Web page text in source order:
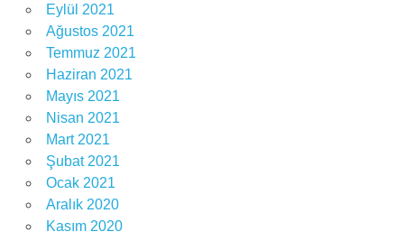
Eylül 2021
Ağustos 2021
Temmuz 2021
Haziran 2021
Mayıs 2021
Nisan 2021
Mart 2021
Şubat 2021
Ocak 2021
Aralık 2020
Kasım 2020